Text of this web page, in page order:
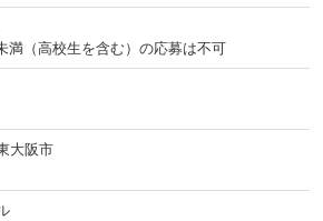
満（高校生を含む）の応募は不可
大阪市